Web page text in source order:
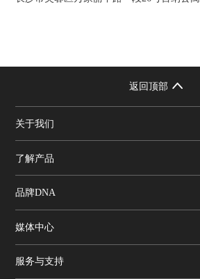
返回顶部
关于我们
了解产品
品牌DNA
媒体中心
服务与支持